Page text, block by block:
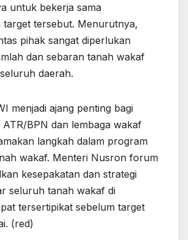
untuk bekerja sama
target tersebut. Menurutnya,
pihak sangat diperlukan
dan sebaran tanah wakaf
daerah.
menjadi ajang penting bagi
ATR/BPN dan lembaga wakaf
langkah dalam program
wakaf. Menteri Nusron forum
kesepakatan dan strategi
seluruh tanah wakaf di
tersertipikat sebelum target
(red)